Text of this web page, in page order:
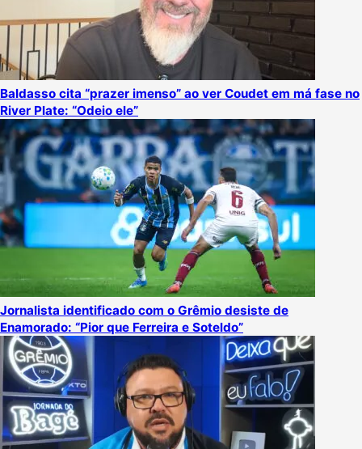
Baldasso cita “prazer imenso” ao ver Coudet em má fase no
River Plate: “Odeio ele”
Jornalista identificado com o Grêmio desiste de
Enamorado: “Pior que Ferreira e Soteldo”